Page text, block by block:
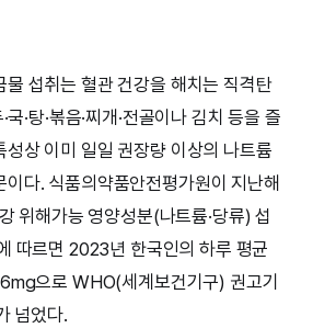
물 섭취는 혈관 건강을 해치는 직격탄
국·탕·볶음·찌개·전골이나 김치 등을 즐
성상 이미 일일 권장량 이상의 나트륨
다. 식품의약품안전평가원이 지난해
위해가능 영양성분(나트륨·당류) 섭
따르면 2023년 한국인의 하루 평균
으로 WHO(세계보건기구) 권고기
넘었다.